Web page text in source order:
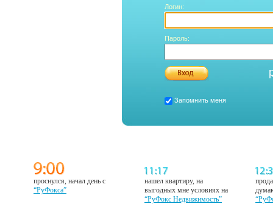
Логин:
Пароль:
Запомнить меня
проснулся, начал день с
“РуФокса”
нашел квартиру, на
выгодных мне условиях на
“РуФокс Недвижимость”